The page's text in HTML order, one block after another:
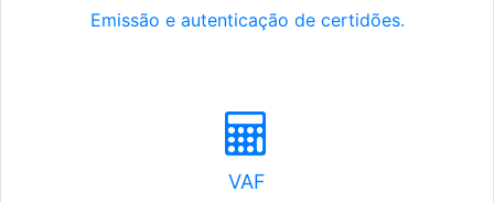
Emissão e autenticação de certidões.
VAF